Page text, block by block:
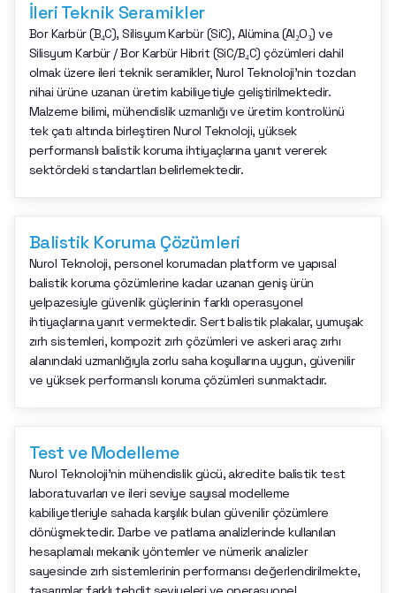
İleri Teknik Seramikler
Bor Karbür (B₄C), Silisyum Karbür (SiC), Alümina (Al₂O₃) ve
Silisyum Karbür / Bor Karbür Hibrit (SiC/B₄C) çözümleri dahil
olmak üzere ileri teknik seramikler, Nurol Teknoloji’nin tozdan
nihai ürüne uzanan üretim kabiliyetiyle geliştirilmektedir.
Malzeme bilimi, mühendislik uzmanlığı ve üretim kontrolünü
tek çatı altında birleştiren Nurol Teknoloji, yüksek
performanslı balistik koruma ihtiyaçlarına yanıt vererek
sektördeki standartları belirlemektedir.​
Balistik Koruma Çözümleri
Nurol Teknoloji, personel korumadan platform ve yapısal
balistik koruma çözümlerine kadar uzanan geniş ürün
yelpazesiyle güvenlik güçlerinin farklı operasyonel
ihtiyaçlarına yanıt vermektedir. Sert balistik plakalar, yumuşak
zırh sistemleri, kompozit zırh çözümleri ve askeri araç zırhı
alanındaki uzmanlığıyla zorlu saha koşullarına uygun, güvenilir
ve yüksek performanslı koruma çözümleri sunmaktadır.
Test ve Modelleme
Nurol Teknoloji’nin mühendislik gücü, akredite balistik test
laboratuvarları ve ileri seviye sayısal modelleme
kabiliyetleriyle sahada karşılık bulan güvenilir çözümlere
dönüşmektedir. Darbe ve patlama analizlerinde kullanılan
hesaplamalı mekanik yöntemler ve nümerik analizler
sayesinde zırh sistemlerinin performansı değerlendirilmekte,